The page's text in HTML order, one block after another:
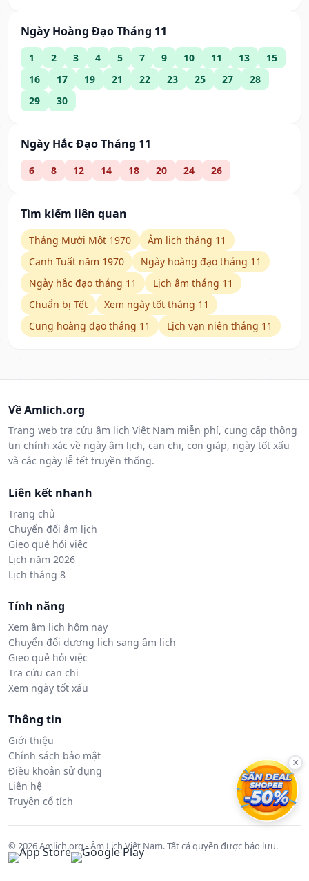
Ngày Hoàng Đạo Tháng 11
1 2 3 4 5 7 9 10 11 13
15
16
17 19 21 22 23 25 27
28
29
30
Ngày Hắc Đạo Tháng 11
6 8 12 14 18 20 24 26
Tìm kiếm liên quan
Tháng Mười Một 1970
Âm lịch tháng 11
Canh Tuất năm 1970
Ngày hoàng đạo tháng 11
Ngày hắc đạo tháng 11
Lịch âm tháng 11
Chuẩn bị Tết
Xem ngày tốt tháng 11
Cung hoàng đạo tháng 11
Lịch vạn niên tháng 11
Về Amlich.org
Trang web tra cứu âm lịch Việt Nam miễn phí, cung cấp thông
tin chính xác về ngày âm lịch, can chi, con giáp, ngày tốt xấu
và các ngày lễ tết truyền thống.
Liên kết nhanh
Trang chủ
Chuyển đổi âm lịch
Gieo quẻ hỏi việc
Lịch năm 2026
Lịch tháng 8
Tính năng
Xem âm lịch hôm nay
Chuyển đổi dương lịch sang âm lịch
Gieo quẻ hỏi việc
Tra cứu can chi
Xem ngày tốt xấu
Thông tin
Giới thiệu
Chính sách bảo mật
Điều khoản sử dụng
Liên hệ
Truyện cổ tích
© 2026 Amlich.org - Âm Lịch Việt Nam. Tất cả quyền được bảo lưu.
×